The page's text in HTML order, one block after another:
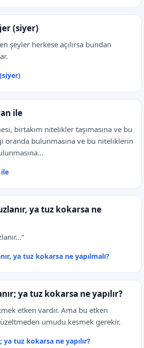
(siyer)
şeyler herkese açılırsa bundan
ile
birtakım nitelikler taşımasına ve bu
oranda bulunmasına ve bu niteliklerin
ya tuz kokarsa ne
ya tuz kokarsa ne yapılmalı?
ya tuz kokarsa ne yapılır?
etken vardır. Ama bu etken
umudu kesmek gerekir.
ya tuz kokarsa ne yapılır?